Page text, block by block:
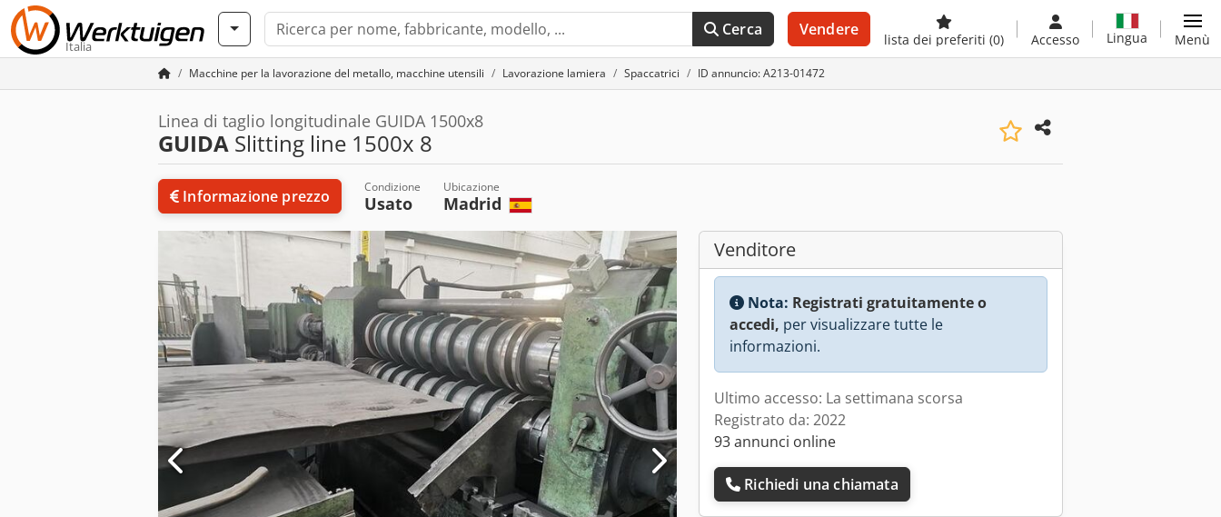
Italia
Cerca Vendere
lista dei preferiti (0) Accesso Lingua Menù
Macchine per la lavorazione del metallo, macchine utensili Lavorazione lamiera Spaccatrici ID annuncio: A213-01472
Linea di taglio longitudinale GUIDA 1500x8
GUIDA Slitting line 1500x 8
Informazione prezzo Condizione
Usato
Ubicazione
Madrid
Venditore
Nota: Registrati gratuitamente o
accedi, per visualizzare tutte le
informazioni.
Ultimo accesso: La settimana scorsa
Registrato da: 2022
93 annunci online
Richiedi una chiamata